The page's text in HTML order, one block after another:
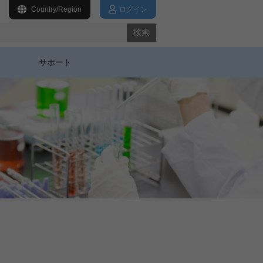
Country/Region ログイン
検索
サポート